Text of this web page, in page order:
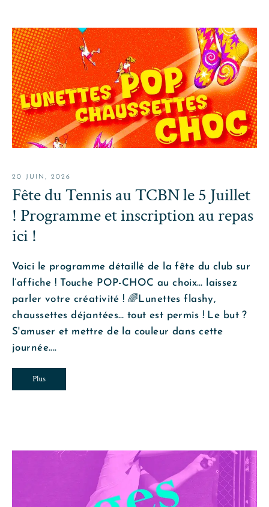
20 JUIN, 2026
Fête du Tennis au TCBN le 5 Juillet
! Programme et inscription au repas
ici !
Voici le programme détaillé de la fête du club sur
l’affiche ! Touche POP-CHOC au choix… laissez
parler votre créativité ! 🌈Lunettes flashy,
chaussettes déjantées… tout est permis ! Le but ?
S'amuser et mettre de la couleur dans cette
journée....
Plus